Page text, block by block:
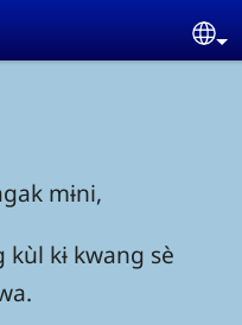
mɨni,
kɨ kwang sè